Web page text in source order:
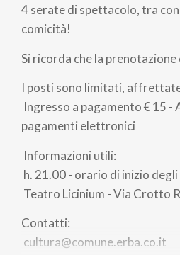
4 serate di spettacolo, tra
comicità!
Si ricorda che la
I posti sono limitati,
Ingresso a pagamento € 15 -
pagamenti elettronici
Informazioni utili:
h. 21.00 - orario di inizio
Teatro Licinium - Via Crotto
Contatti:
cultura@comune.erba.co.it